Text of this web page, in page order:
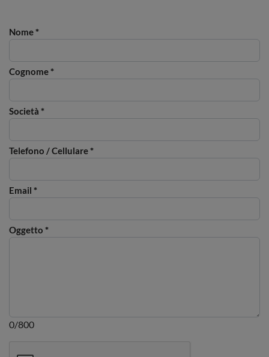
Nome*
Cognome*
Società *
Telefono / Cellulare*
Email *
Oggetto *
0/800